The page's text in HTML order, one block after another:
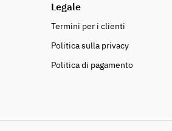
Legale
Termini per i clienti
Politica sulla privacy
Politica di pagamento